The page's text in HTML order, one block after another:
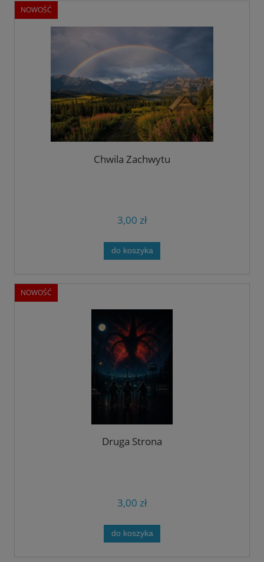
Chwila Zachwytu
3,00 zł
do koszyka
NOWOŚĆ
Druga Strona
3,00 zł
do koszyka
NOWOŚĆ